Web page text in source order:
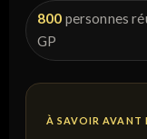
800 personnes
GP
À SAVOIR AVANT